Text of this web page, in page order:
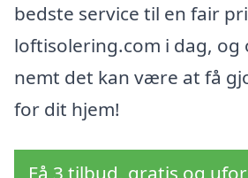
bedste service til en fair
loftisolering.com i dag, og
nemt det kan være at få
for dit hjem!
Få 3 tilbud, gratis og